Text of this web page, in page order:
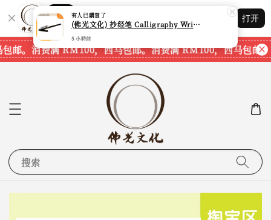
Shopping: 追踪您的订单
您信赖的商店
打开
邮。 消费满 RM100，西马包邮。消费满 RM100，西马包邮。
搜索
有人已購買了
(佛光文化) 抄经笔 Calligraphy Writing Pen CP70 现货速发
5 小時前